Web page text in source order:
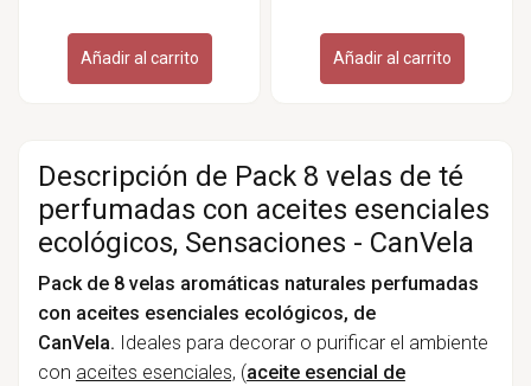
Añadir al carrito Añadir al carrito
Descripción de Pack 8 velas de té
perfumadas con aceites esenciales
ecológicos, Sensaciones - CanVela
Pack de 8 velas aromáticas naturales perfumadas
con aceites esenciales ecológicos, de
CanVela. Ideales para decorar o purificar el ambiente
con aceites esenciales, (aceite esencial de